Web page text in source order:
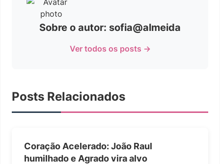
Sobre o autor: sofia@almeida
Ver todos os posts →
Posts Relacionados
Coração Acelerado: João Raul
humilhado e Agrado vira alvo